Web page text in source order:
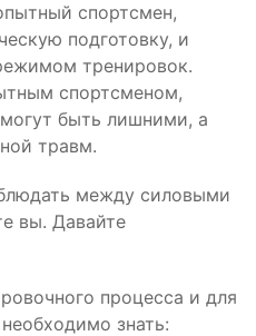
спортсмен,
подготовку, и
тренировок.
спортсменом,
быть лишними, а
травм.
между силовыми
вы. Давайте
процесса и для
знать: